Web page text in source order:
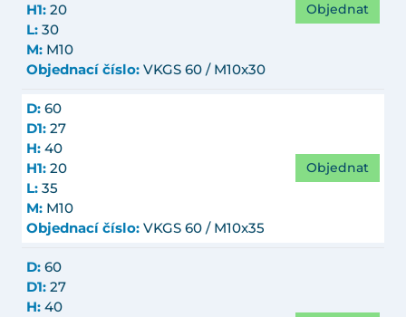
H1: 20
L: 30
M: M10
Objednací číslo: VKGS 60 / M10x30
Objednat
D: 60
D1: 27
H: 40
H1: 20
L: 35
M: M10
Objednací číslo: VKGS 60 / M10x35
Objednat
D: 60
D1: 27
H: 40